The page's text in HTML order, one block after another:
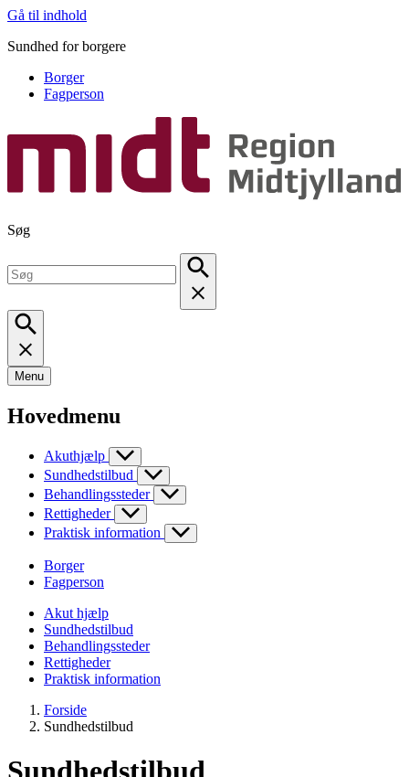
Gå til indhold
Sundhed for borgere
Borger
Fagperson
Søg
Menu
Hovedmenu
Akuthjælp
Sundhedstilbud
Behandlingssteder
Rettigheder
Praktisk information
Borger
Fagperson
Akut hjælp
Sundhedstilbud
Behandlingssteder
Rettigheder
Praktisk information
Forside
Sundhedstilbud